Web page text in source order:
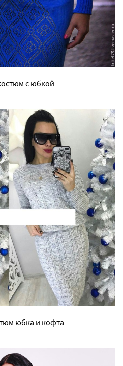
с юбкой
юбка и кофта